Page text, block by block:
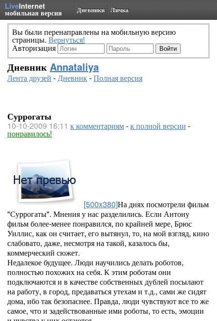
LiveInternet
мобильная версия Дневники Личка
Вы были перенаправлены на мобильную версию
страницы. Вернуться!
Авторизация
Дневник Annataliya
Лента друзей -Дневник-Полная версия
Суррогаты
10-10-2009 16:11 к комментариям-к полной версии -
понравилось!
[500x380]На днях посмотрели фильм
"Суррогаты". Мнения у нас разделились. Если Антону
фильм более-менее понравился, по крайней мере, Брюс
Уиллис, как он считает, его вытянул, то, на мой взгляд, кино
слабовато, даже, несмотря на такой, казалось бы,
коммерческий сюжет.
Недалекое будущее. Люди научились делать роботов,
полностью похожих на себя. К этим роботам они
подключаются и в качестве собственных дублей посылают
на работу, в город, предаваться утехам и т.д., сами же сидят
дома, ибо так безопаснее. Правда, люди чувствуют все то же
самое, что и задействованные ими роботы, то есть, эмоции